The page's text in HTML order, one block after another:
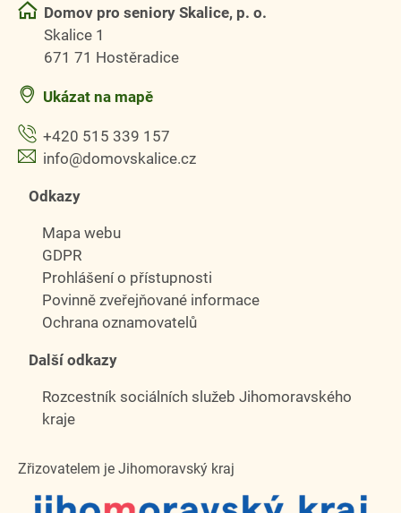
Domov pro seniory Skalice, p. o.
Skalice 1
671 71 Hostěradice
Ukázat na mapě
+420 515 339 157
info@domovskalice.cz
Odkazy
Mapa webu
GDPR
Prohlášení o přístupnosti
Povinně zveřejňované informace
Ochrana oznamovatelů
Další odkazy
Rozcestník sociálních služeb Jihomoravského
kraje
Zřizovatelem je Jihomoravský kraj